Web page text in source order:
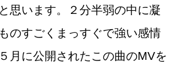
思います。２分半弱の中に凝
のすごくまっすぐで強い感情
月に公開されたこの曲のMVを